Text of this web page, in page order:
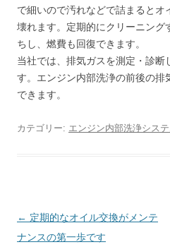
で細いので汚れなどで詰まると
壊れます。定期的にクリーニング
ちし、燃費も回復できます。
当社では、排気ガスを測定・診断
す。エンジン内部洗浄の前後の排
できます。
カテゴリー: エンジン内部洗浄シス
投稿ナビゲーション
← 定期的なオイル交換がメンテ
ナンスの第一歩です